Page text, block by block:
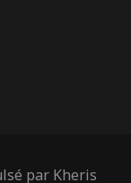
par Kheris